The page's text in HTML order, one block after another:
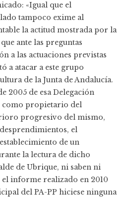
«Igual que el
tampoco exime al
la actitud mostrada por la
ante las preguntas
a las actuaciones previstas
a atacar a este grupo
de la Junta de Andalucía.
2005 de esa Delegación
como propietario del
progresivo del mismo,
el
de un
la lectura de dicho
de Ubrique, ni saben ni
informe realizado en 2010
del PA-PP hiciese ninguna